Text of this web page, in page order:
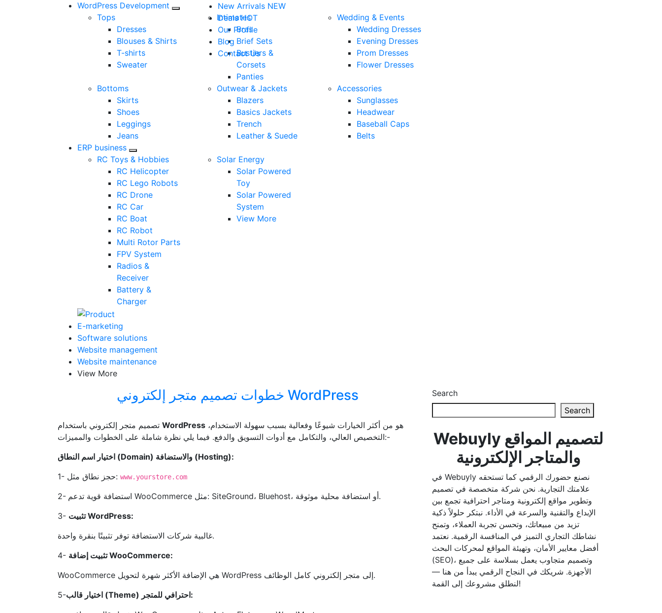
WordPress Development
Tops
Dresses
Blouses & Shirts
T-shirts
Sweater
Intimates
Bras
Brief Sets
Bustiers &
Corsets
Panties
Wedding & Events
Wedding Dresses
Evening Dresses
Prom Dresses
Flower Dresses
Bottoms
Skirts
Shoes
Leggings
Jeans
Outwear & Jackets
Blazers
Basics Jackets
Trench
Leather & Suede
Accessories
Sunglasses
Headwear
Baseball Caps
Belts
ERP business
RC Toys & Hobbies
RC Helicopter
RC Lego Robots
RC Drone
RC Car
RC Boat
RC Robot
Multi Rotor Parts
FPV System
Radios &
Receiver
Battery &
Charger
Solar Energy
Solar Powered
Toy
Solar Powered
System
View More
E-marketing
Software solutions
Website management
Website maintenance
View More
New Arrivals NEW
DealsHOT
Our Profile
Blog
Contact Us
خطوات تصميم متجر إلكتروني WordPress
WordPress
التخصيص العالي، والتكامل مع أدوات التسويق والدفع. فيما يلي نظرة شاملة على الخطوات والمميزات:-
اختيار اسم النطاق (Domain) والاستضافة (Hosting):
1- حجز نطاق مثل: www.yourstore.com
2- استضافة قوية تدعم WooCommerce مثل: SiteGround، Bluehost، أو استضافة محلية موثوقة.
3-
تثبيت WordPress:
غالبية شركات الاستضافة توفر تثبيتًا بنقرة واحدة.
4-
تثبيت إضافة WooCommerce:
WooCommerce هي الإضافة الأكثر شهرة لتحويل WordPress إلى متجر إلكتروني كامل الوظائف.
5-
اختيار قالب (Theme) احترافي للمتجر:
Search
Search
Webuyly لتصميم المواقع
والمتاجر الإلكترونية
في Webuyly نصنع حضورك الرقمي كما تستحقه
علامتك التجارية. نحن شركة متخصصة في تصميم
وتطوير مواقع إلكترونية ومتاجر احترافية تجمع بين
الإبداع والتقنية والسرعة في الأداء. نبتكر حلولاً ذكية
تزيد من مبيعاتك، وتحسن تجربة العملاء، وتمنح
نشاطك التجاري التميز في المنافسة الرقمية. نعتمد
أفضل معايير الأمان، وتهيئة المواقع لمحركات البحث
(SEO)، وتصميم متجاوب يعمل بسلاسة على جميع
الأجهزة. شريكك في النجاح الرقمي يبدأ من هنا —
لنطلق مشروعك إلى القمة!